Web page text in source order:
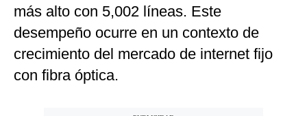
más alto con 5,002 líneas. Este
desempeño ocurre en un contexto de
crecimiento del mercado de internet fijo
con fibra óptica.